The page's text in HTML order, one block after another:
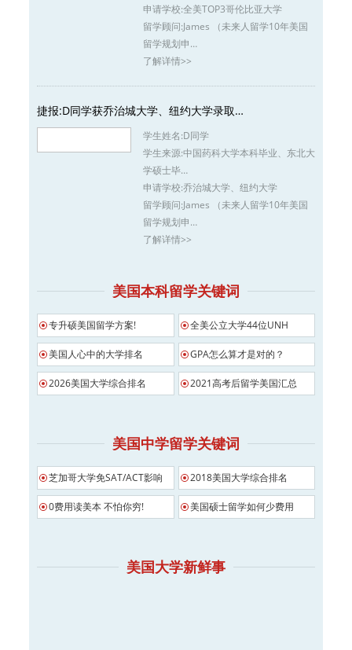
申请学校:全美TOP3哥伦比亚大学
留学顾问:James （未来人留学10年美国
留学规划申…
了解详情>>
捷报:D同学获乔治城大学、纽约大学录取…
学生姓名:D同学
学生来源:中国药科大学本科毕业、东北大
学硕士毕…
申请学校:乔治城大学、纽约大学
留学顾问:James （未来人留学10年美国
留学规划申…
了解详情>>
美国本科留学关键词
专升硕美国留学方案! 全美公立大学44位UNH
美国人心中的大学排名 GPA怎么算才是对的？
2026美国大学综合排名 2021高考后留学美国汇总
美国中学留学关键词
芝加哥大学免SAT/ACT影响 2018美国大学综合排名
0费用读美本 不怕你穷! 美国硕士留学如何少费用
美国大学新鲜事